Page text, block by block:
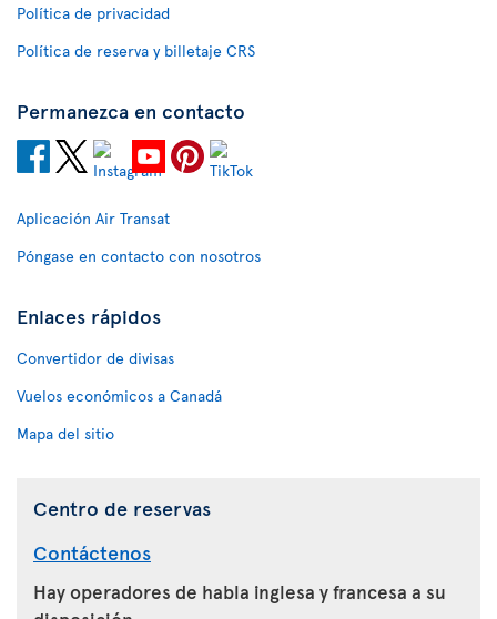
Política de privacidad
Política de reserva y billetaje CRS
Permanezca en contacto
Aplicación Air Transat
Póngase en contacto con nosotros
Enlaces rápidos
Convertidor de divisas
Vuelos económicos a Canadá
Mapa del sitio
Centro de reservas
Contáctenos
Hay operadores de habla inglesa y francesa a su